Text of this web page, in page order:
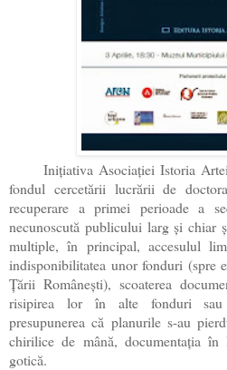
Iniţiativa Asociaţiei Istoria
fondul cercetării lucrării de
recuperare a primei perioade a
necunoscută publicului larg şi chiar
multiple, în principal, accesulul
indisponibilitatea unor fonduri (spre
Ţării Româneşti), scoaterea
risipirea lor în alte fonduri sau
presupunerea că planurile s-au
chirilice de mână, documentaţia în
gotică.